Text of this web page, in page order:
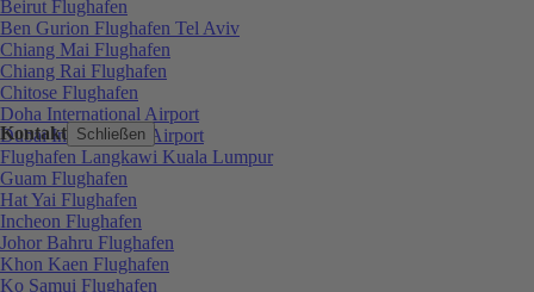
Kontakt Schließen
Beirut Flughafen
Ben Gurion Flughafen Tel Aviv
Chiang Mai Flughafen
Chiang Rai Flughafen
Chitose Flughafen
Doha International Airport
Dubai International Airport
Flughafen Langkawi Kuala Lumpur
Guam Flughafen
Hat Yai Flughafen
Incheon Flughafen
Johor Bahru Flughafen
Khon Kaen Flughafen
Ko Samui Flughafen